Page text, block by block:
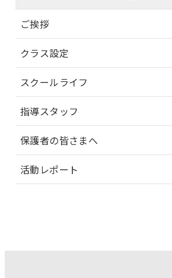
ご挨拶
クラス設定
スクールライフ
指導スタッフ
保護者の皆さまへ
活動レポート